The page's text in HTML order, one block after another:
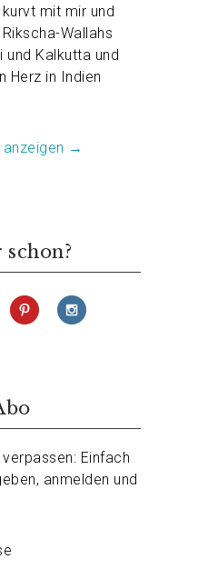
mit mir und
Wallahs
und Kalkutta und
Herz in Indien
→
Einfach
anmelden und